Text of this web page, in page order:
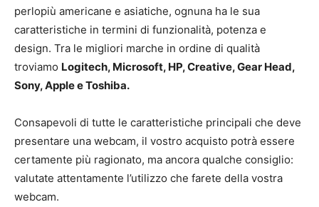
perlopiù americane e asiatiche, ognuna ha le sua
caratteristiche in termini di funzionalità, potenza e
design. Tra le migliori marche in ordine di qualità
troviamo Logitech, Microsoft, HP, Creative, Gear Head,
Sony, Apple e Toshiba.
Consapevoli di tutte le caratteristiche principali che deve
presentare una webcam, il vostro acquisto potrà essere
certamente più ragionato, ma ancora qualche consiglio:
valutate attentamente l’utilizzo che farete della vostra
webcam.